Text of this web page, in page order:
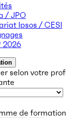
/ JPO
Ipsos / CESI
2026
selon votre
de